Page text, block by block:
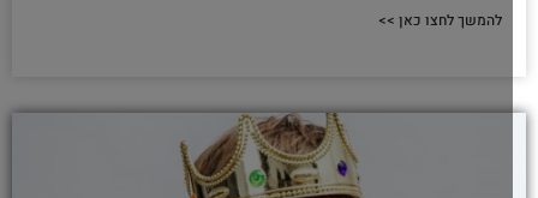
להמשך לחצו כאן >>